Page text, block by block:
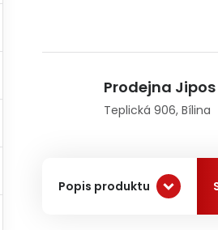
Prodejna Jipos
Teplická 906, Bílina
Popis produktu